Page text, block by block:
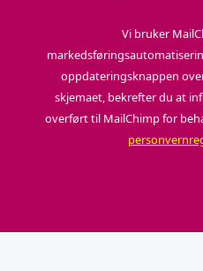
Vi bruker
oppdateringsknappen
skjemaet, bekrefter du at
overført til MailChimp for